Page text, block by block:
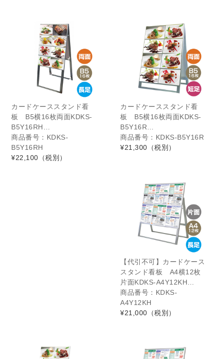
カードケーススタンド看
板 B5横16枚両面KDKS-
B5Y16RH…
商品番号：KDKS-
B5Y16RH
¥22,100 （税別）
カードケーススタンド看
板 B5横16枚両面KDKS-
B5Y16R…
商品番号：KDKS-B5Y16R
¥21,300 （税別）
【代引不可】カードケース
スタンド看板 A4横12枚
片面KDKS-A4Y12KH…
商品番号：KDKS-
A4Y12KH
¥21,000 （税別）